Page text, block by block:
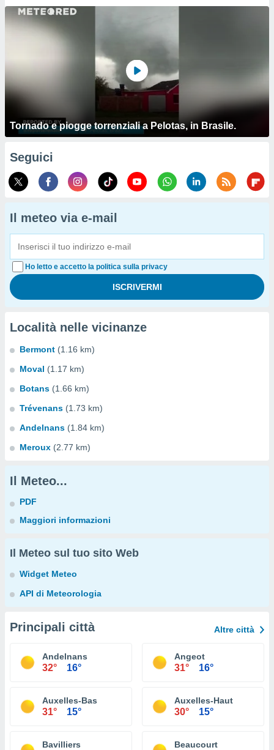
Tornado e piogge torrenziali a Pelotas, in Brasile.
Seguici
Il meteo via e-mail
Ho letto e accetto la politica sulla privacy
Località nelle vicinanze
Bermont (1.16 km)
Moval (1.17 km)
Botans (1.66 km)
Trévenans (1.73 km)
Andelnans (1.84 km)
Meroux (2.77 km)
Il Meteo...
PDF
Maggiori informazioni
Il Meteo sul tuo sito Web
Widget Meteo
API di Meteorologia
Principali città Altre città
Andelnans
32° 16°
Angeot
31° 16°
Auxelles-Bas
31° 15°
Auxelles-Haut
30° 15°
Bavilliers Beaucourt